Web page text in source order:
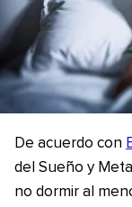
De acuerdo con
del Sueño y
no dormir al